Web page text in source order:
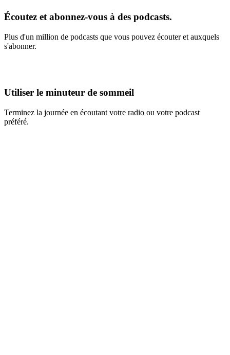
Écoutez et abonnez-vous à des podcasts.
Plus d'un million de podcasts que vous pouvez écouter et auxquels
s'abonner.
Utiliser le minuteur de sommeil
Terminez la journée en écoutant votre radio ou votre podcast
préféré.